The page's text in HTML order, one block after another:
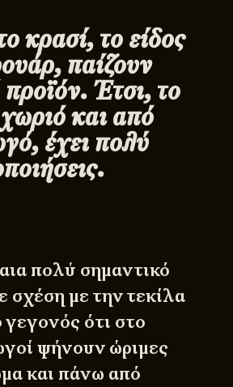
κρασί, το είδος
παίζουν
Έτσι, το
και από
έχει πολύ
πολύ σημαντικό
σχέση με την τεκίλα
γεγονός ότι στο
ψήνουν ώριμες
και πάνω από